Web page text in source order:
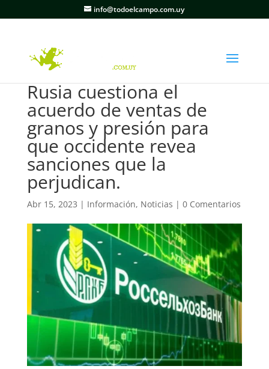
info@todoelcampo.com.uy
Rusia cuestiona el
acuerdo de ventas de
granos y presión para
que occidente revea
sanciones que la
perjudican.
Abr 15, 2023 | Información, Noticias | 0 Comentarios